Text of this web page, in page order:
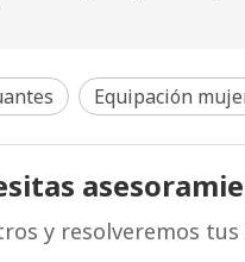
Equipación
y resolveremos tus